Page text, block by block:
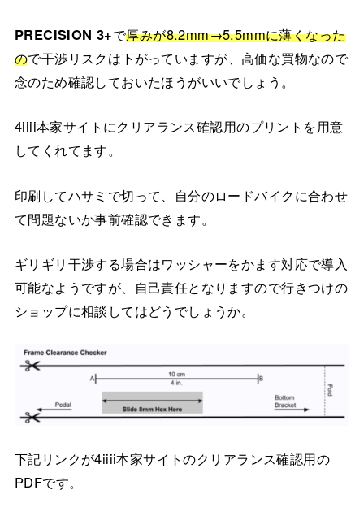
PRECISION 3+で厚みが8.2mm→5.5mmに薄くなった
ので干渉リスクは下がっていますが、高価な買物なので
念のため確認しておいたほうがいいでしょう。
4iiii本家サイトにクリアランス確認用のプリントを用意
してくれてます。
印刷してハサミで切って、自分のロードバイクに合わせ
て問題ないか事前確認できます。
ギリギリ干渉する場合はワッシャーをかます対応で導入
可能なようですが、自己責任となりますので行きつけの
ショップに相談してはどうでしょうか。
下記リンクが4iiii本家サイトのクリアランス確認用の
PDFです。